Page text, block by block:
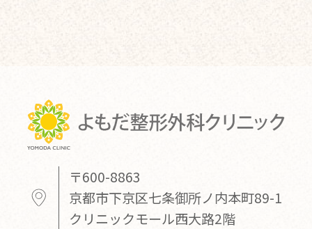
〒600-8863
京都市下京区七条御所ノ内本町89-1
クリニックモール西大路2階